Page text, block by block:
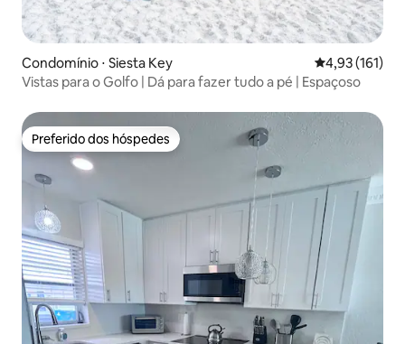
Condomínio ⋅ Siesta Key 4,93 de uma
4,93 (161)
Vistas para o Golfo | Dá para fazer tudo a pé | Espaçoso
Preferido dos hóspedes
Preferido dos hóspedes